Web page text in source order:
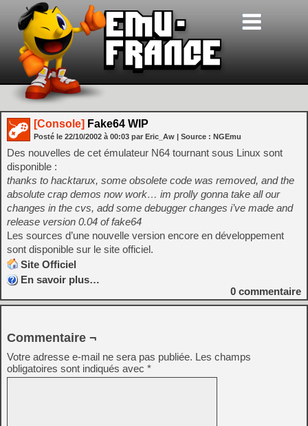
[Console] Fake64 WIP
Posté le 22/10/2002 à 00:03 par Eric_Aw | Source : NGEmu
Des nouvelles de cet émulateur N64 tournant sous Linux sont
disponible :
thanks to hacktarux, some obsolete code was removed, and the
absolute crap demos now work… im prolly gonna take all our
changes in the cvs, add some debugger changes i’ve made and
release version 0.04 of fake64
Les sources d’une nouvelle version encore en développement
sont disponible sur le site officiel.
Site Officiel
En savoir plus…
0 commentaire
Commentaire ¬
Votre adresse e-mail ne sera pas publiée. Les champs
obligatoires sont indiqués avec *